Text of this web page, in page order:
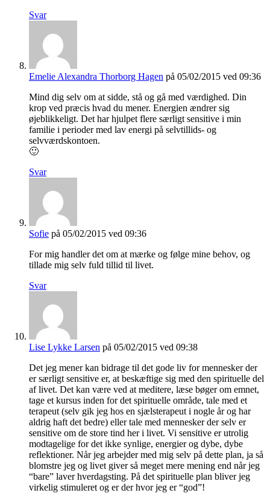
Svar
Emelie Alexandra Thorborg Hagen på 05/02/2015 ved 09:36
Mind dig selv om at sidde, stå og gå med værdighed. Din
krop ved præcis hvad du mener. Energien ændrer sig
øjeblikkeligt. Det har hjulpet flere særligt sensitive i min
familie i perioder med lav energi på selvtillids- og
selvværdskontoen.
🙂
Svar
Sofie på 05/02/2015 ved 09:36
For mig handler det om at mærke og følge mine behov, og
tillade mig selv fuld tillid til livet.
Svar
Lise Lykke Larsen på 05/02/2015 ved 09:38
Det jeg mener kan bidrage til det gode liv for mennesker der
er særligt sensitive er, at beskæftige sig med den spirituelle del
af livet. Det kan være ved at meditere, læse bøger om emnet,
tage et kursus inden for det spirituelle område, tale med et
terapeut (selv gik jeg hos en sjælsterapeut i nogle år og har
aldrig haft det bedre) eller tale med mennesker der selv er
sensitive om de store tind her i livet. Vi sensitive er utrolig
modtagelige for det ikke synlige, energier og dybe, dybe
reflektioner. Når jeg arbejder med mig selv på dette plan, ja så
blomstre jeg og livet giver så meget mere mening end når jeg
“bare” laver hverdagsting. På det spirituelle plan bliver jeg
virkelig stimuleret og er der hvor jeg er “god”!